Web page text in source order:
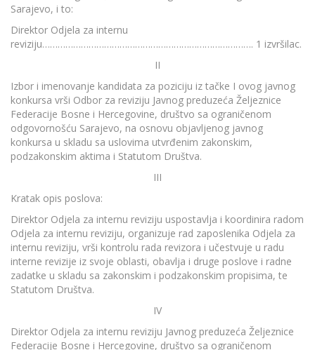
Sarajevo, i to:
Direktor Odjela za internu
reviziju………………………………………………………………………. 1 izvršilac.
II
Izbor i imenovanje kandidata za poziciju iz tačke I ovog javnog
konkursa vrši Odbor za reviziju Javnog preduzeća Željeznice
Federacije Bosne i Hercegovine, društvo sa ograničenom
odgovornošću Sarajevo, na osnovu objavljenog javnog
konkursa u skladu sa uslovima utvrđenim zakonskim,
podzakonskim aktima i Statutom Društva.
III
Kratak opis poslova:
Direktor Odjela za internu reviziju uspostavlja i koordinira radom
Odjela za internu reviziju, organizuje rad zaposlenika Odjela za
internu reviziju, vrši kontrolu rada revizora i učestvuje u radu
interne revizije iz svoje oblasti, obavlja i druge poslove i radne
zadatke u skladu sa zakonskim i podzakonskim propisima, te
Statutom Društva.
IV
Direktor Odjela za internu reviziju Javnog preduzeća Željeznice
Federacije Bosne i Hercegovine, društvo sa ograničenom